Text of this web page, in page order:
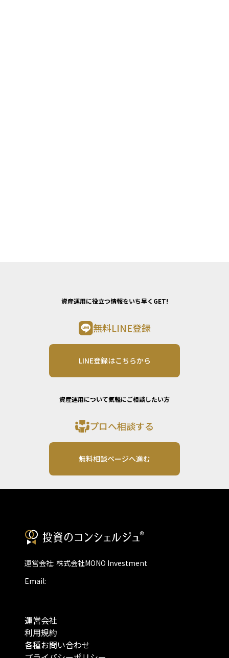
資産運用に役立つ情報をいち早くGET!
無料LINE登録
LINE登録はこちらから
資産運用について気軽にご相談したい方
プロへ相談する
無料相談ページへ進む
運営会社: 株式会社MONO Investment
Email:
運営会社
利用規約
各種お問い合わせ